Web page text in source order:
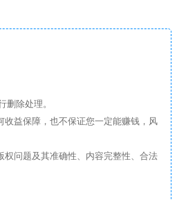
删除处理。
益保障，也不保证您一定能赚钱，风
问题及其准确性、内容完整性、合法